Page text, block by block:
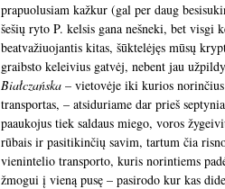
prapuolusiam kažkur (gal per daug
šešių ryto P. kelsis gana nešneki, bet
beatvažiuojantis kitas, šūktelėjęs mūsų
graibsto keleivius gatvėj, nebent jau
Białczańska – vietovėje iki kurios
transportas, – atsiduriame dar prieš
paaukojus tiek saldaus miego, voros
rūbais ir pasitikinčių savim, tartum čia
vienintelio transporto, kuris norintiems
žmogui į vieną pusę – pasirodo kur kas